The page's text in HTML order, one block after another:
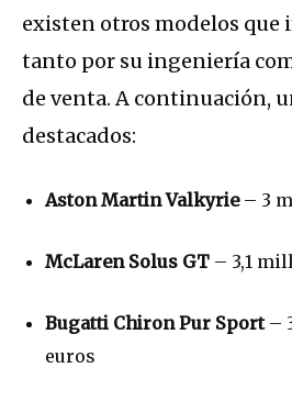
existen otros modelos que
tanto por su ingeniería
de venta. A continuación,
destacados:
Aston Martin Valkyrie– 3
McLaren Solus GT – 3,1
Bugatti Chiron Pur Sport–
euros